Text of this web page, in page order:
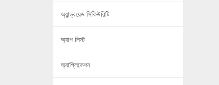
অ্যান্ড্রয়েড সিকিউরিটি
অ্যাপ লিস্ট
অ্যাপ্লিকেশন